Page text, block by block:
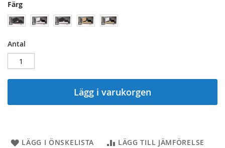
Färg
Antal
Lägg i varukorgen
LÄGG I ÖNSKELISTA LÄGG TILL JÄMFÖRELSE